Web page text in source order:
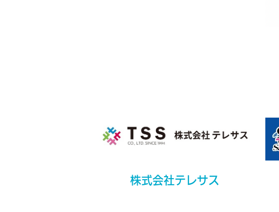
株式会社テレサス